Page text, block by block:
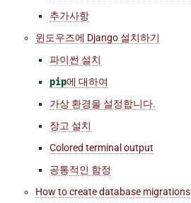
추가사항
윈도우즈에 Django 설치하기
파이썬 설치
pip에 대하여
가상 환경을 설정합니다.
장고 설치
Colored terminal output
공통적인 함정
How to create database migrations